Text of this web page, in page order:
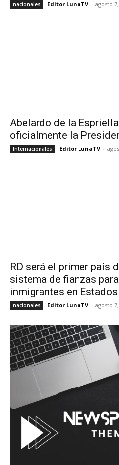
nacionales Editor LunaTV - agosto
Abelardo de la
oficialmente la
Internacionales Editor LunaTV -
RD será el primer país
sistema de fianzas
inmigrantes en
nacionales Editor LunaTV - agosto